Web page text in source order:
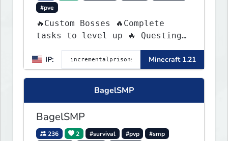
#pve
🔥Custom Bosses 🔥Complete
tasks to level up 🔥 Questing
IP:
Minecraft 1.21
BagelSMP
BagelSMP
236 2 #survival #pvp
#smp